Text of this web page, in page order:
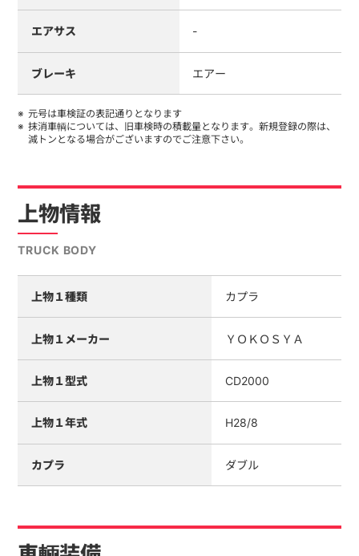
エアサス -
ブレーキ エアー
元号は車検証の表記通りとなります
抹消車輌については、旧車検時の積載量となります。新規登録の際は、
減トンとなる場合がございますのでご注意下さい。
上物情報
TRUCK BODY
上物１種類 カプラ
上物１メーカー ＹＯＫＯＳＹＡ
上物１型式 CD2000
上物１年式 H28/8
カプラ ダブル